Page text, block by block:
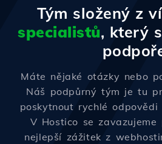
Tým složený z
specialistů, který
Máte nějaké otázky nebo
Náš podpůrný tým je tu
poskytnout rychlé
V Hostico se
nejlepší zážitek z